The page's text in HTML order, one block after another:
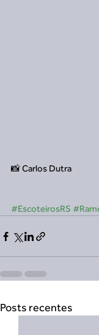
📸 Carlos Dutra
#EscoteirosRS
Posts recentes